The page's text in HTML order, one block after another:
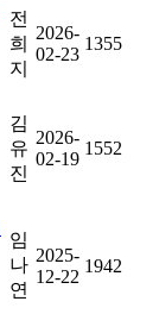
전
희
지
2026-
02-23
1355
김
유
진
2026-
02-19
1552
임
나
연
2025-
12-22
1942